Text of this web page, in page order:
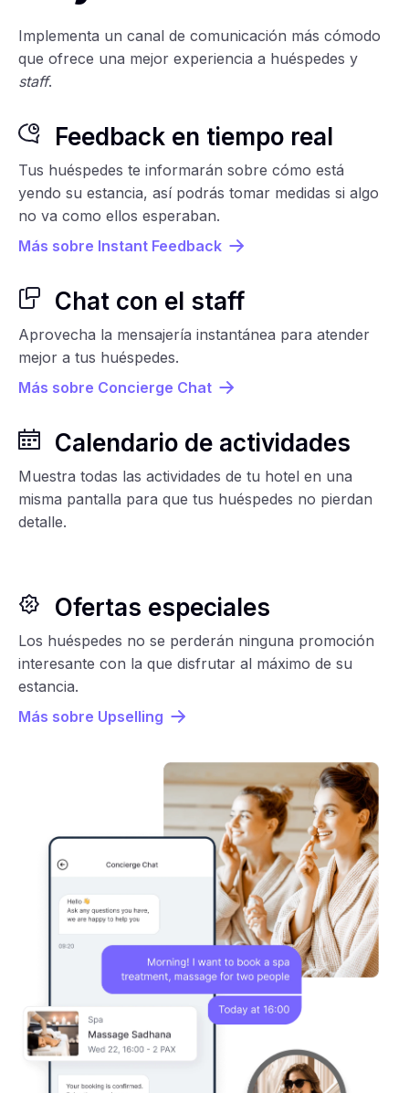
Implementa un canal de comunicación más cómodo
que ofrece una mejor experiencia a huéspedes y
staff.
Feedback en tiempo real
Tus huéspedes te informarán sobre cómo está
yendo su estancia, así podrás tomar medidas si algo
no va como ellos esperaban.
Más sobre Instant Feedback
Chat con el staff
Aprovecha la mensajería instantánea para atender
mejor a tus huéspedes.
Más sobre Concierge Chat
Calendario de actividades
Muestra todas las actividades de tu hotel en una
misma pantalla para que tus huéspedes no pierdan
detalle.
Ofertas especiales
Los huéspedes no se perderán ninguna promoción
interesante con la que disfrutar al máximo de su
estancia.
Más sobre Upselling